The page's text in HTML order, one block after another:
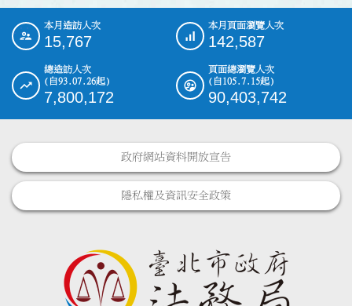
::: 本月造訪人次
15,767
本月頁面瀏覽人次
142,587
總造訪人次
(自93.07.26起)
7,800,172
頁面總瀏覽人次
(自105.7.15起)
90,403,742
政府網站資料開放宣告
隱私權及資訊安全政策